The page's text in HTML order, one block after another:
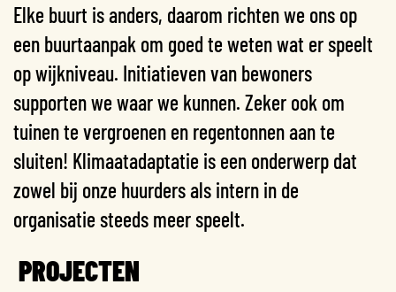
Elke buurt is anders, daarom richten we ons op
een buurtaanpak om goed te weten wat er speelt
op wijkniveau. Initiatieven van bewoners
supporten we waar we kunnen. Zeker ook om
tuinen te vergroenen en regentonnen aan te
sluiten! Klimaatadaptatie is een onderwerp dat
zowel bij onze huurders als intern in de
organisatie steeds meer speelt.
PROJECTEN